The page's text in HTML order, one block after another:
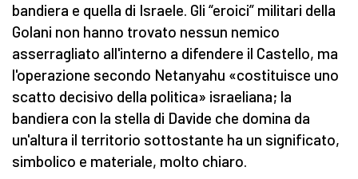
bandiera e quella di Israele. Gli “eroici” militari della
Golani non hanno trovato nessun nemico
asserragliato all'interno a difendere il Castello, ma
l'operazione secondo Netanyahu «costituisce uno
scatto decisivo della politica» israeliana; la
bandiera con la stella di Davide che domina da
un'altura il territorio sottostante ha un significato,
simbolico e materiale, molto chiaro.